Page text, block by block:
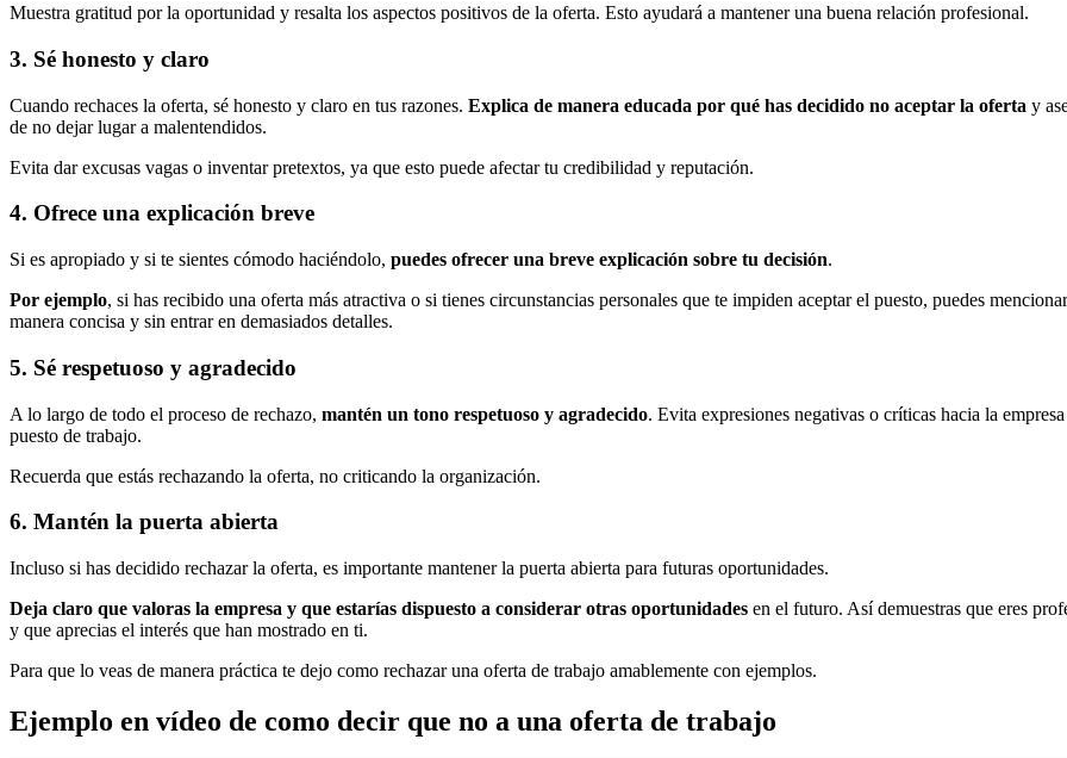
Muestra gratitud por la oportunidad y resalta los aspectos positivos de la oferta. Esto ayudará a mantener una buena relación profesional.
3. Sé honesto y claro
Cuando rechaces la oferta, sé honesto y claro en tus razones. Explica de manera educada por qué has decidido no aceptar la oferta y
de no dejar lugar a malentendidos.
Evita dar excusas vagas o inventar pretextos, ya que esto puede afectar tu credibilidad y reputación.
4. Ofrece una explicación breve
Si es apropiado y si te sientes cómodo haciéndolo, puedes ofrecer una breve explicación sobre tu decisión.
Por ejemplo, si has recibido una oferta más atractiva o si tienes circunstancias personales que te impiden aceptar el puesto, puedes
manera concisa y sin entrar en demasiados detalles.
5. Sé respetuoso y agradecido
A lo largo de todo el proceso de rechazo, mantén un tono respetuoso y agradecido. Evita expresiones negativas o críticas hacia la
puesto de trabajo.
Recuerda que estás rechazando la oferta, no criticando la organización.
6. Mantén la puerta abierta
Incluso si has decidido rechazar la oferta, es importante mantener la puerta abierta para futuras oportunidades.
Deja claro que valoras la empresa y que estarías dispuesto a considerar otras oportunidades en el futuro. Así demuestras que eres
y que aprecias el interés que han mostrado en ti.
Para que lo veas de manera práctica te dejo como rechazar una oferta de trabajo amablemente con ejemplos.
Ejemplo en vídeo de como decir que no a una oferta de trabajo